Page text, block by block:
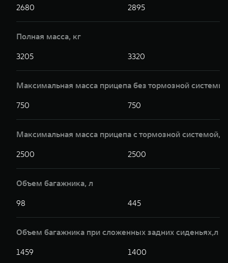
2680 2895
Полная масса, кг
3205 3320
Максимальная масса прицепа без тормозной
750 750
Максимальная масса прицепа с тормозной системой,кг
2500 2500
Объем багажника, л
98 445
Объем багажника при сложенных задних сиденьях,л
1459 1400